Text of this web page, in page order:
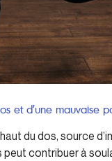
et d’une mauvaise
du dos, source
contribuer à